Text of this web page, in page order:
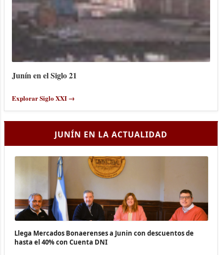
Junín en el Siglo 21
Explorar Siglo XXI →
JUNÍN EN LA ACTUALIDAD
Llega Mercados Bonaerenses a Junin con descuentos de
hasta el 40% con Cuenta DNI